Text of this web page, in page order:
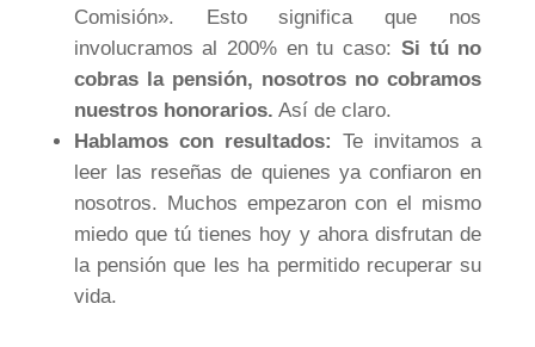
Comisión». Esto significa que nos
involucramos al 200% en tu caso: Si tú no
cobras la pensión, nosotros no cobramos
nuestros honorarios. Así de claro.
Hablamos con resultados: Te invitamos a
leer las reseñas de quienes ya confiaron en
nosotros. Muchos empezaron con el mismo
miedo que tú tienes hoy y ahora disfrutan de
la pensión que les ha permitido recuperar su
vida.